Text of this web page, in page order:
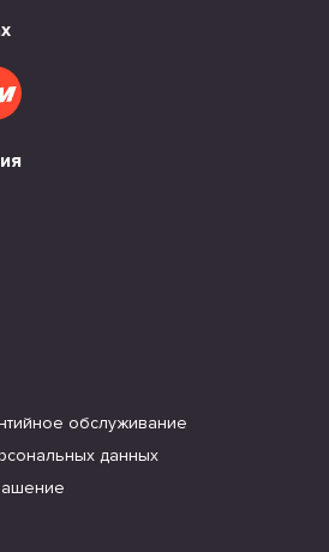
обслуживание
данных